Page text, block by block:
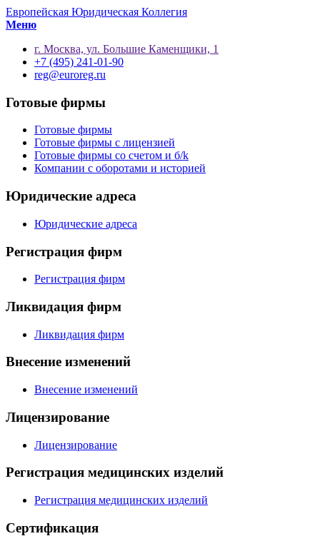
Европейская Юридическая Коллегия
Меню
г. Москва, ул. Большие Каменщики, 1
+7 (495) 241-01-90
reg@euroreg.ru
Готовые фирмы
Готовые фирмы
Готовые фирмы с лицензией
Готовые фирмы со счетом и б/k
Компании с оборотами и историей
Юридические адреса
Юридические адреса
Регистрация фирм
Регистрация фирм
Ликвидация фирм
Ликвидация фирм
Внесение изменений
Внесение изменений
Лицензирование
Лицензирование
Регистрация медицинских изделий
Регистрация медицинских изделий
Сертификация